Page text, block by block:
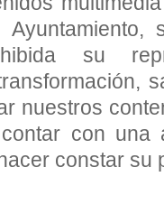
su
nuestros
con una
constar su